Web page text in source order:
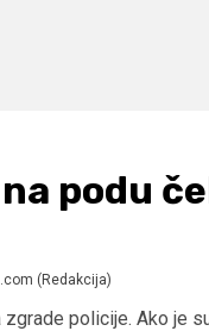
podu
(Redakcija)
policije. Ako je